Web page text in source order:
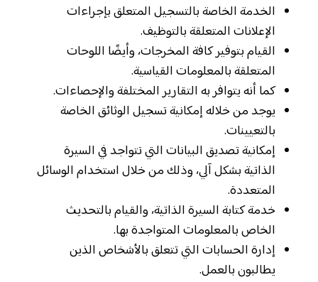
الخدمة الخاصة بالتسجيل المتعلق بإجراءات
الإعلانات المتعلقة بالتوظيف.
القيام بتوفير كافة المخرجات، وأيضًا اللوحات
المتعلقة بالمعلومات القياسية.
كما أنه يتوافر به التقارير المختلفة والإحصاءات.
يوجد من خلاله إمكانية تسجيل الوثائق الخاصة
بالتعيينات.
إمكانية تصديق البيانات التي تتواجد في السيرة
الذاتية بشكل آلي، وذلك من خلال استخدام الوسائل
المتعددة.
خدمة كتابة السيرة الذاتية، والقيام بالتحديث
الخاص بالمعلومات المتواجدة بها.
إدارة الحسابات التي تتعلق بالأشخاص الذين
يطالبون بالعمل.